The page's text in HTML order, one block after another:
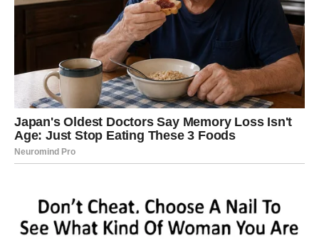
Rakovi u martu razmišljaju o sigurnosti i stabilnosti. U
ljubavi, odnos može postati ozbiljniji. Moguće je
pomirenje ili učvršćivanje veze.
Ako si slobodan, dolazi osoba koja želi dugoročnu priču.
Poruka:Tvoje srce traži sigurnost – i sada je može dobiti.
Lavovima mart donosi autoritet i priznanje. U poslu dolazi
stabilnost ili napredovanje.